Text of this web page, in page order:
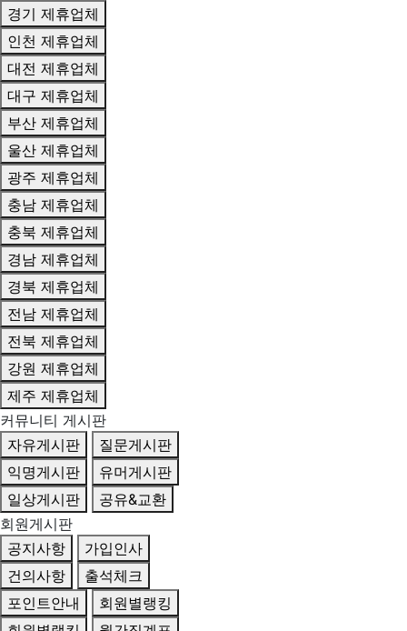
경기 제휴업체
인천 제휴업체
대전 제휴업체
대구 제휴업체
부산 제휴업체
울산 제휴업체
광주 제휴업체
충남 제휴업체
충북 제휴업체
경남 제휴업체
경북 제휴업체
전남 제휴업체
전북 제휴업체
강원 제휴업체
제주 제휴업체
커뮤니티 게시판
자유게시판
질문게시판
익명게시판
유머게시판
일상게시판
공유&교환
회원게시판
공지사항
가입인사
건의사항
출석체크
포인트안내
회원별랭킹